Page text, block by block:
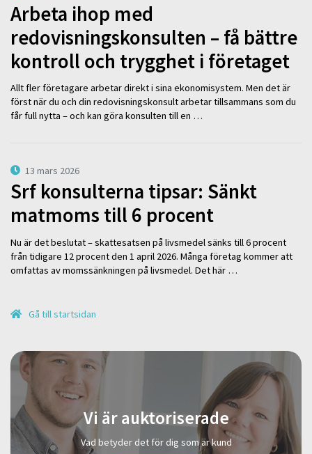
Arbeta ihop med
redovisningskonsulten – få bättre
kontroll och trygghet i företaget
Allt fler företagare arbetar direkt i sina ekonomisystem. Men det är
först när du och din redovisningskonsult arbetar tillsammans som du
får full nytta – och kan göra konsulten till en …
13 mars 2026
Srf konsulterna tipsar: Sänkt
matmoms till 6 procent
Nu är det beslutat – skattesatsen på livsmedel sänks till 6 procent
från tidigare 12 procent den 1 april 2026. Många företag kommer att
omfattas av momssänkningen på livsmedel. Det här …
Gå till startsidan
Vi är auktoriserade
Vad betyder det för dig som är kund